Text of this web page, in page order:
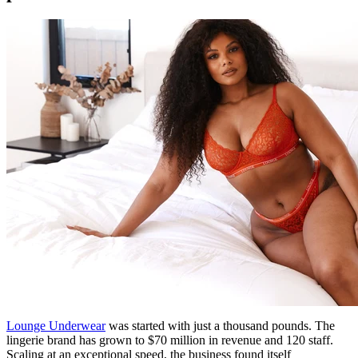
Lounge Underwearwas started with just a thousand pounds. The
lingerie brand has grown to $70 million in revenue and 120 staff.
Scaling at an exceptional speed, the business found itself